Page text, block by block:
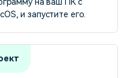
и запустите его.